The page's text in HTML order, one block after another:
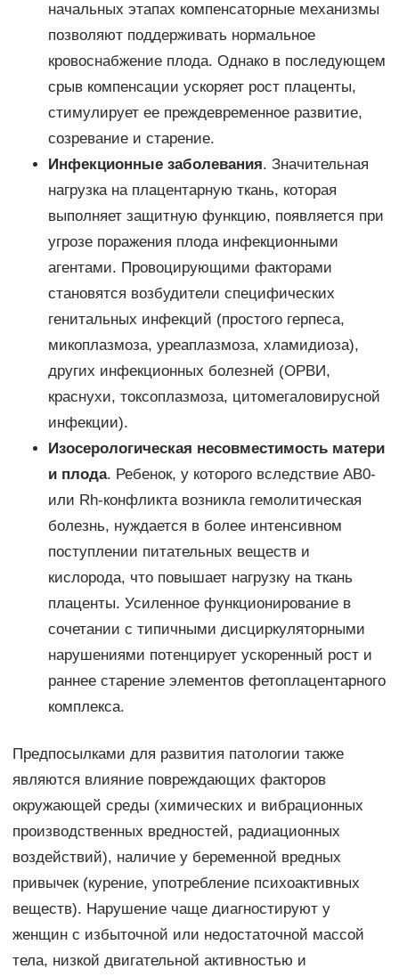
начальных этапах компенсаторные механизмы
позволяют поддерживать нормальное
кровоснабжение плода. Однако в последующем
срыв компенсации ускоряет рост плаценты,
стимулирует ее преждевременное развитие,
созревание и старение.
Инфекционные заболевания. Значительная
нагрузка на плацентарную ткань, которая
выполняет защитную функцию, появляется при
угрозе поражения плода инфекционными
агентами. Провоцирующими факторами
становятся возбудители специфических
генитальных инфекций (простого герпеса,
микоплазмоза, уреаплазмоза, хламидиоза),
других инфекционных болезней (ОРВИ,
краснухи, токсоплазмоза, цитомегаловирусной
инфекции).
Изосерологическая несовместимость матери
и плода. Ребенок, у которого вследствие AB0-
или Rh-конфликта возникла гемолитическая
болезнь, нуждается в более интенсивном
поступлении питательных веществ и
кислорода, что повышает нагрузку на ткань
плаценты. Усиленное функционирование в
сочетании с типичными дисциркуляторными
нарушениями потенцирует ускоренный рост и
раннее старение элементов фетоплацентарного
комплекса.
Предпосылками для развития патологии также
являются влияние повреждающих факторов
окружающей среды (химических и вибрационных
производственных вредностей, радиационных
воздействий), наличие у беременной вредных
привычек (курение, употребление психоактивных
веществ). Нарушение чаще диагностируют у
женщин с избыточной или недостаточной массой
тела, низкой двигательной активностью и